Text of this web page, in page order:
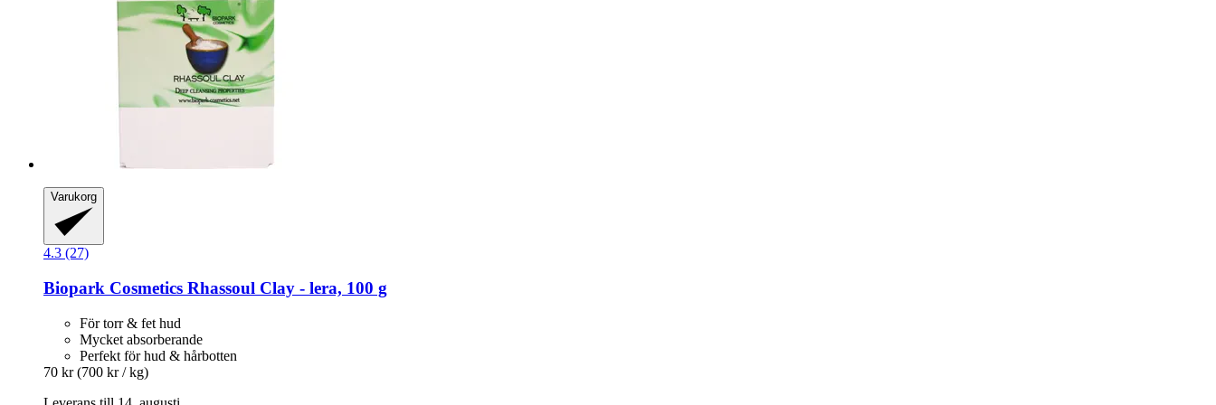
Varukorg
4.3 (27)
Biopark Cosmetics Rhassoul Clay -​ lera, 100 g
För torr & fet hud
Mycket absorberande
Perfekt för hud & hårbotten
70 kr (700 kr / kg)